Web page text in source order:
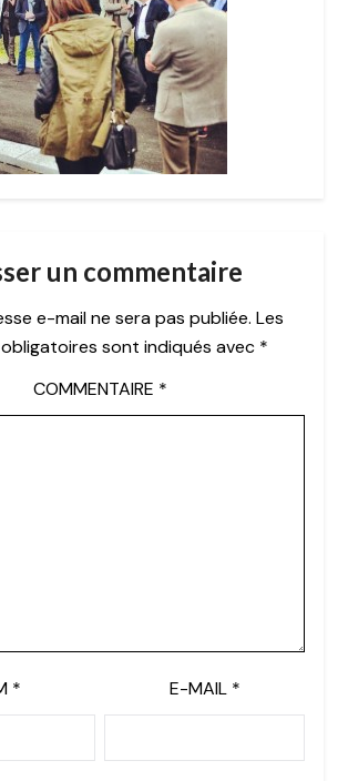
un commentaire
e-mail ne sera pas publiée. Les
sont indiqués avec *
COMMENTAIRE *
* E-MAIL *